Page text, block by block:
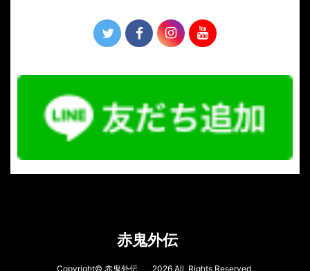
赤鬼外伝
Copyright© 赤鬼外伝 , 2026 All Rights Reserved.